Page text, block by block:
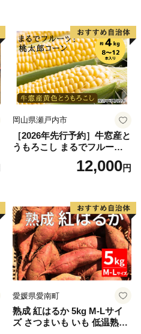
県 高鍋町産 産地直送 有機肥
料使用 高糖度 西森農園
岡山県瀬戸内市
［2026年先行予約］牛窓産と
うもろこし まるでフルー
ツ！最高糖度25度超え 生で
甘い、茹でて美味い！ 黄色
野菜
12,000円
愛媛県愛南町
熟成 紅はるか 5kg M-Lサイ
ズ さつまいも いも 低温熟成